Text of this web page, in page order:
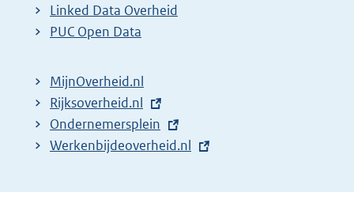
Linked Data Overheid
PUC Open Data
MijnOverheid.nl
E
x
t
r
Rijksoverheid.nl
E
x
e
Ondernemersplein
E
t
Werkenbijdeoverheid.nl